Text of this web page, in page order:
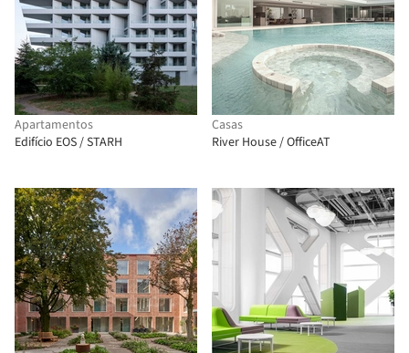
Apartamentos
Edifício EOS / STARH
Casas
River House / OfficeAT